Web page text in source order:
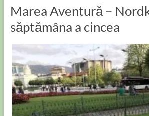
Marea Aventură –
săptămâna a cincea